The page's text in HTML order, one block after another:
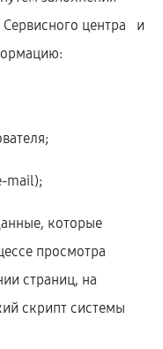
центра и
mail);
которые
просмотра
страниц, на
скрипт системы